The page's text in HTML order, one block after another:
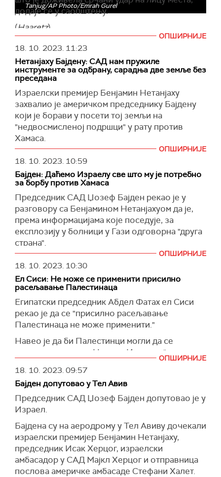
додаје се у саопштењу.
(Haaretz)
Tanjug/AP Photo/Emrah Gurel
ОПШИРНИЈЕ
18. 10. 2023. 11:23
Нетанјаху Бајдену: САД нам пружиле
инструменте за одбрану, сарадња две земље без
преседана
Израелски премијер Бенјамин Нетанјаху
захвалио је америчком председнику Бајдену
који је борави у посети тој земљи на
"недвосмисленој подршци" у рату против
Хамаса.
Нетанјаху је рекао да је сарадњу две земље
"без преседана“.
Истакао је да је Бајден Израелу пружио
"инструменте који су му потребни да се брани".
Оценио је да је председник САД послао јасну
поруку непријатељима Израела да не
тестирају његову одлучност.
Нетанјаху тврди да је Хамас 7. октобра убио и
Позвао је на међународну подршку Израелу
док води оно што је описао као рат "између
сила цивилизације и снага варварства".
(Reuters, Times of Israel)
ОПШИРНИЈЕ
18. 10. 2023. 10:59
Бајден: Даћемо Израелу све што му је потребно
за борбу против Хамаса
Председник САД Џозеф Бајден рекао је у
разговору са Бенјамином Нетанјахуом да је,
према информацијама које поседује, за
експлозију у болници у Гази одговорна "друга
страна".
Бајден је истакао да ће Вашингтон обезбедити
Израелу све што му је потребно да се одбрани
док води рат против Хамаса.
Оценио је да је "Хамас гори од Исламске
државе" због убистава израелских цивила у
изненадном нападу 7. октобра.
Навео да је "тужан и огорчен" због експлозије
у болници у Појасу Газе, у којој су погинуле
стотине људи, али је додао да се чини да је
"други тим" одговоран, мислећи на
палестинске милитанте.
Бајден је рекао да је 31 Американац међу више
од 1.300 људи убијених у нападу Хамаса.
(Reuters )
ОПШИРНИЈЕ
18. 10. 2023. 10:30
Ел Сиси: Не може се применити присилно
расељавање Палестинаца
Египатски председник Абдел Фатах ел Сиси
рекао је да се "присилно расељавање
Палестинаца не може применити."
Навео је да би Палестинци могли да се
преселе у пустињу Негев у Израелу "док се не
(Reuters)
ОПШИРНИЈЕ
18. 10. 2023.09:57
Бајден допутовао у Тел Авив
Председник САД Џозеф Бајден допутовао је у
Израел.
Бајдена су на аеродрому у Тел Авиву дочекали
израелски премијер Бенјамин Нетанјаху,
председник Исак Херцог, израелски
амбасадор у САД Мајкл Херцог и отправница
послова америчке амбасаде Стефани Халет.